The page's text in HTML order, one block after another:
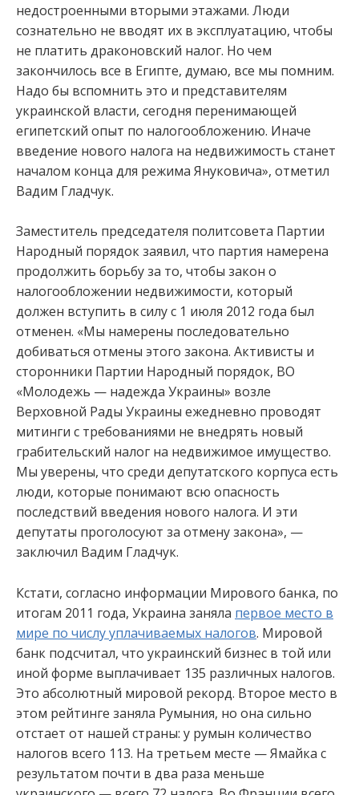
недостроенными вторыми этажами. Люди
сознательно не вводят их в эксплуатацию, чтобы
не платить драконовский налог. Но чем
закончилось все в Египте, думаю, все мы помним.
Надо бы вспомнить это и представителям
украинской власти, сегодня перенимающей
египетский опыт по налогообложению. Иначе
введение нового налога на недвижимость станет
началом конца для режима Януковича», отметил
Вадим Гладчук.
Заместитель председателя политсовета Партии
Народный порядок заявил, что партия намерена
продолжить борьбу за то, чтобы закон о
налогообложении недвижимости, который
должен вступить в силу с 1 июля 2012 года был
отменен. «Мы намерены последовательно
добиваться отмены этого закона. Активисты и
сторонники Партии Народный порядок, ВО
«Молодежь — надежда Украины» возле
Верховной Рады Украины ежедневно проводят
митинги с требованиями не внедрять новый
грабительский налог на недвижимое имущество.
Мы уверены, что среди депутатского корпуса есть
люди, которые понимают всю опасность
последствий введения нового налога. И эти
депутаты проголосуют за отмену закона», —
заключил Вадим Гладчук.
Кстати, согласно информации Мирового банка, по
итогам 2011 года, Украина заняла первое место в
мире по числу уплачиваемых налогов. Мировой
банк подсчитал, что украинский бизнес в той или
иной форме выплачивает 135 различных налогов.
Это абсолютный мировой рекорд. Второе место в
этом рейтинге заняла Румыния, но она сильно
отстает от нашей страны: у румын количество
налогов всего 113. На третьем месте — Ямайка с
результатом почти в два раза меньше